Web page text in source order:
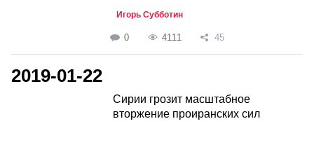
Игорь Субботин
0 4111 45
2019-01-22
Сирии грозит масштабное
вторжение проиранских сил